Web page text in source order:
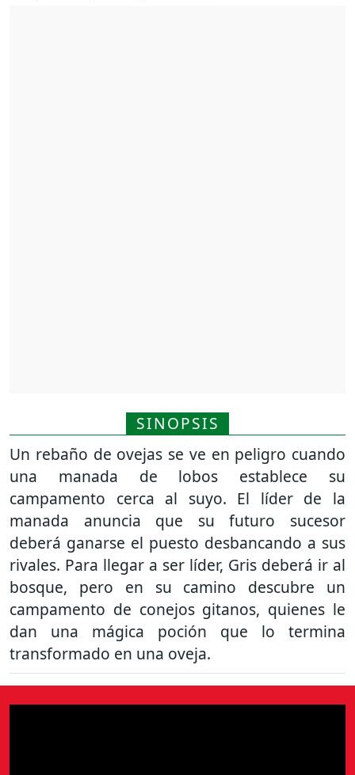
SINOPSIS
Un rebaño de ovejas se ve en peligro cuando
una manada de lobos establece su
campamento cerca al suyo. El líder de la
manada anuncia que su futuro sucesor
deberá ganarse el puesto desbancando a sus
rivales. Para llegar a ser líder, Gris deberá ir al
bosque, pero en su camino descubre un
campamento de conejos gitanos, quienes le
dan una mágica poción que lo termina
transformado en una oveja.